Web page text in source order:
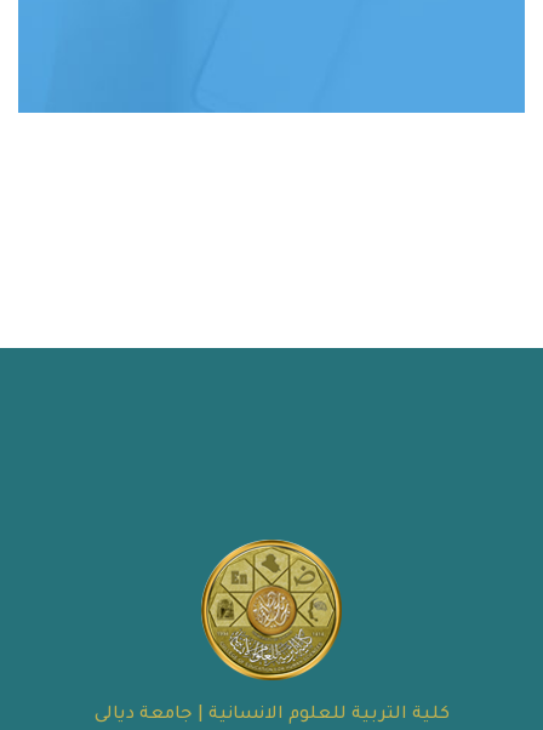
كلية التربية للعلوم الانسانية | جامعة ديالى